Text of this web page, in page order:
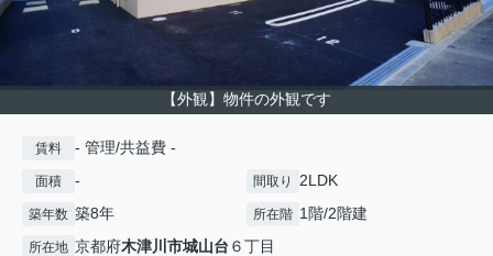
【外観】物件の外観です
賃料 - 管理/共益費 -
面積 - 間取り 2LDK
築年数 築8年 所在階 1階/2階建
所在地 京都府木津川市城山台 ６丁目